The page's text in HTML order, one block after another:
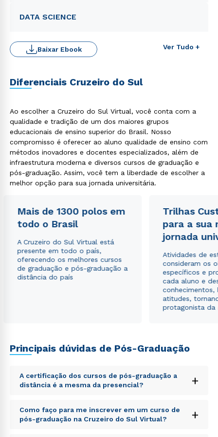
DATA SCIENCE
Ver Tudo +
Baixar Ebook
Diferenciais Cruzeiro do Sul
Ao escolher a Cruzeiro do Sul Virtual, você conta com a
qualidade e tradição de um dos maiores grupos
educacionais de ensino superior do Brasil. Nosso
compromisso é oferecer ao aluno qualidade de ensino com
métodos inovadores e docentes especializados, além de
infraestrutura moderna e diversos cursos de graduação e
pós-graduação. Assim, você tem a liberdade de escolher a
melhor opção para sua jornada universitária.
Mais de 1300 polos em
todo o Brasil
A Cruzeiro do Sul Virtual está
presente em todo o país,
oferecendo os melhores cursos
de graduação e pós-graduação a
distância do país
Trilhas
para a sua
jornada
Atividades de
consideram os
específicos e
cada aluno e
conhecimentos,
atitudes,
protagonista da
Principais dúvidas de Pós-Graduação
A certificação dos cursos de pós-graduação a
distância é a mesma da presencial?
+
Sed ut perspiciatis unde omnis iste natus error sit
voluptatem accusantium doloremque laudantium,
totam rem aperiam, eaque ipsa quae ab illo inventore
Como faço para me inscrever em um curso de
pós-graduação na Cruzeiro do Sul Virtual?
+
ou
Estou de acordo com aPolítica de Privacidade.e
autorizo que meus dados sejam utilizados para o
envio de conteúdos da Cruzeiro do Sul.